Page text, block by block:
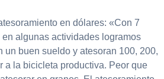
en dólares: «Con 7
algunas actividades logramos
un buen sueldo y atesoran 100, 200,
a la bicicleta productiva. Peor que